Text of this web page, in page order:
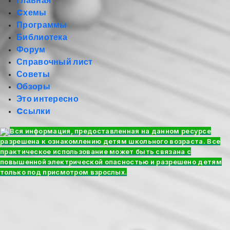
Cхемы
Программы
Библиотека
Форум
Справочный лист
Советы
Обзоры
Это интересно
Cсылки
Вся информация, предоставленная на данном ресурсе
разрешена к ознакомлению детям школьного возраста. Все
практическое использование может быть связана с
повышенной электрической опасностью и разрешено детям
только под присмотром взрослых.